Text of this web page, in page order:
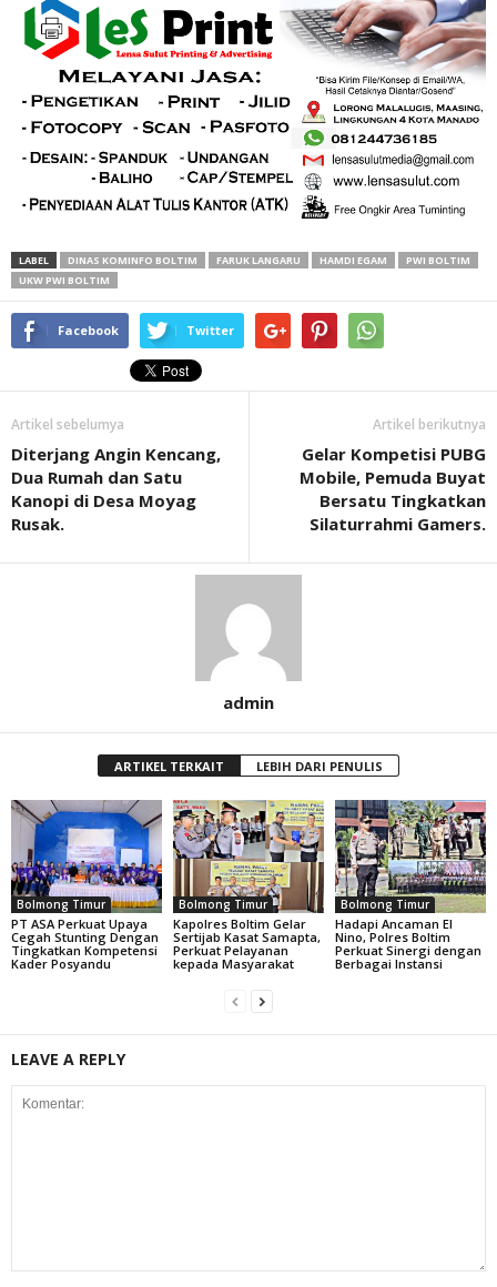
LABEL DINAS KOMINFO BOLTIM FARUK LANGARU HAMDI EGAM
PWI BOLTIM
UKW PWI BOLTIM
Facebook Twitter
Artikel sebelumya
Diterjang Angin Kencang,
Dua Rumah dan Satu
Kanopi di Desa Moyag
Rusak.
Artikel berikutnya
Gelar Kompetisi PUBG
Mobile, Pemuda Buyat
Bersatu Tingkatkan
Silaturrahmi Gamers.
admin
ARTIKEL TERKAIT LEBIH DARI PENULIS
Bolmong Timur
PT ASA Perkuat Upaya
Cegah Stunting Dengan
Tingkatkan Kompetensi
Kader Posyandu
Bolmong Timur
Kapolres Boltim Gelar
Sertijab Kasat Samapta,
Perkuat Pelayanan
kepada Masyarakat
Bolmong Timur
Hadapi Ancaman El
Nino, Polres Boltim
Perkuat Sinergi dengan
Berbagai Instansi
LEAVE A REPLY